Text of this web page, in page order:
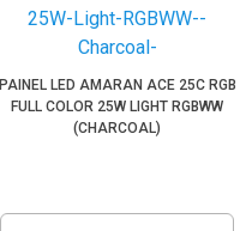
PAINEL LED AMARAN ACE 25C RGB
FULL COLOR 25W LIGHT RGBWW
(CHARCOAL)